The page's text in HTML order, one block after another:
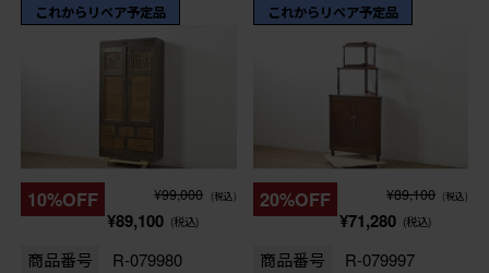
これからリペア予定品
10%OFF ¥99,000 (税込)
¥89,100 (税込)
商品番号 R-079980
これからリペア予定品
20%OFF ¥89,100 (税込)
¥71,280 (税込)
商品番号 R-079997